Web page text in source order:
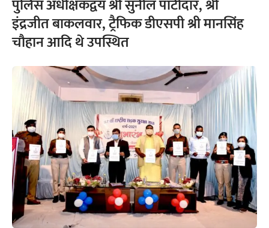
पुलिस अधीक्षकद्वय श्री सुनील पाटीदार, श्री
इंद्रजीत बाकलवार, ट्रैफिक डीएसपी श्री मानसिंह
चौहान आदि थे उपस्थित